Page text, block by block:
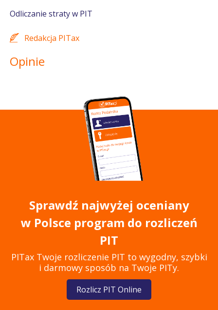
Odliczanie straty w PIT
Redakcja PITax
Opinie
Sprawdź najwyżej oceniany
w Polsce program do rozliczeń
PIT
PITax Twoje rozliczenie PIT to wygodny, szybki
i darmowy sposób na Twoje PITy.
Rozlicz PIT Online